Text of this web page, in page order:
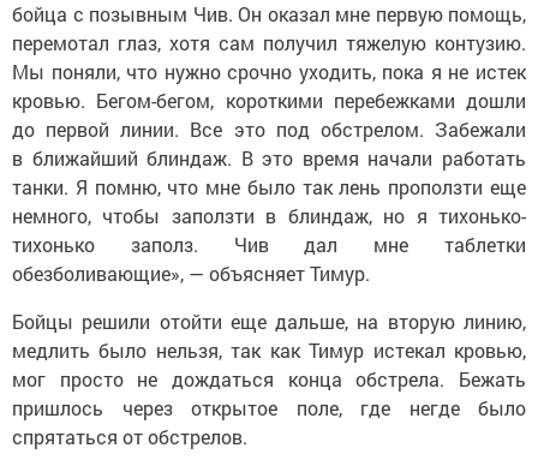
бойца с позывным Чив. Он оказал мне первую помощь,
перемотал глаз, хотя сам получил тяжелую контузию.
Мы поняли, что нужно срочно уходить, пока я не истек
кровью. Бегом-бегом, короткими перебежками дошли
до первой линии. Все это под обстрелом. Забежали
в ближайший блиндаж. В это время начали работать
танки. Я помню, что мне было так лень проползти еще
немного, чтобы заползти в блиндаж, но я тихонько-
тихонько заполз. Чив дал мне таблетки
обезболивающие», — объясняет Тимур.
Бойцы решили отойти еще дальше, на вторую линию,
медлить было нельзя, так как Тимур истекал кровью,
мог просто не дождаться конца обстрела. Бежать
пришлось через открытое поле, где негде было
спрятаться от обстрелов.